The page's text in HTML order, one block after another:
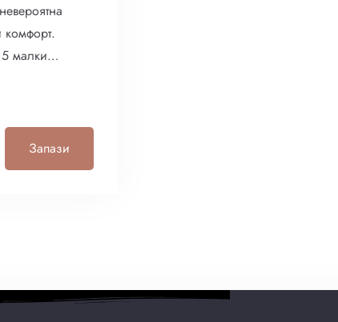
комфорт.
малки
плаж.
от два
прясна
Запази